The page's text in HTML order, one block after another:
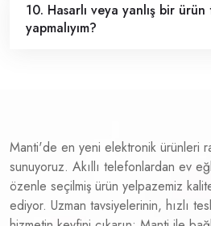
10. Hasarlı veya yanlış bir ürün
yapmalıyım?
Manti'de en yeni elektronik ürünleri
sunuyoruz. Akıllı telefonlardan ev
özenle seçilmiş ürün yelpazemiz
ediyor. Uzman tavsiyelerinin, hızlı